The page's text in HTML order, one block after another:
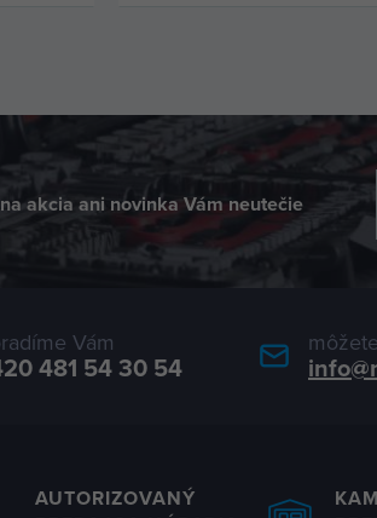
akcia ani novinka Vám neutečie
Vám
481 54 30 54
AUTORIZOVANÝ